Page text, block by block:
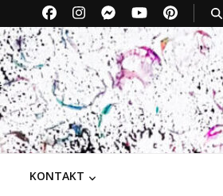
KONTAKT